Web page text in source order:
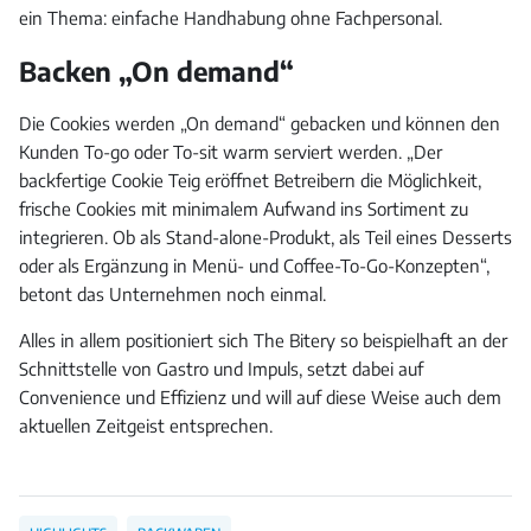
ein Thema: einfache Handhabung ohne Fachpersonal.
Backen „On demand“
Die Cookies werden „On demand“ gebacken und können den
Kunden To-go oder To-sit warm serviert werden. „Der
backfertige Cookie Teig eröffnet Betreibern die Möglichkeit,
frische Cookies mit minimalem Aufwand ins Sortiment zu
integrieren. Ob als Stand-alone-Produkt, als Teil eines Desserts
oder als Ergänzung in Menü- und Coffee-To-Go-Konzepten“,
betont das Unternehmen noch einmal.
Alles in allem positioniert sich The Bitery so beispielhaft an der
Schnittstelle von Gastro und Impuls, setzt dabei auf
Convenience und Effizienz und will auf diese Weise auch dem
aktuellen Zeitgeist entsprechen.